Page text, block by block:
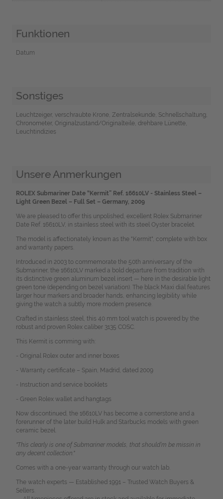
Funktionen
Datum
Sonstiges
Leuchtzeiger, verschraubte Krone, Zentralsekunde, Schnellschaltung,
Chronometer, Originalzustand/Originalteile, drehbare Lünette,
Leuchtindizies
Unsere Anmerkungen
ROLEX Submariner Date “Kermit” Ref. 16610LV - Stainless Steel –
Light Green Bezel – Full Set – Germany, 2009
We are pleased to offer this unpolished, excellent Rolex Submariner
Date Ref. 16610LV, in stainless steel with its steel Oyster bracelet.
The model is affectionately known as the "Kermit", complete with box
and warranty papers.
Introduced in 2003 to commemorate the 50th anniversary of the
Submariner, the 16610LV marked a bold departure from tradition with
its distinctive green aluminum bezel insert — here in the desirable light
green tone (depending on bezel variation). The black Maxi dial features
larger hour markers and broader hands, enhancing legibility while
giving the watch a subtly more modern presence.
Crafted in stainless steel, this 40 mm tool watch is powered by the
robust and proven Rolex caliber 3135 COSC.
This Kermit is comming with:
- Original Rolex outer and inner boxes
- Warranty certificate – Spain, Madrid, dated 2009
- Instruction and service booklets
- Green Rolex wallet and hangtags
Now discontinued, the 16610LV has become a cornerstone and a
forerunner of the later build Hulk and Starbucks models with green
ceramic bezel.
"This clearly is one of Submariner models, that should’m be missin in
any decent collection."
Comes with a one-year warranty through our watch lab.
The watch experts — Established 1991 – Trusted Watch Buyers &
Sellers.